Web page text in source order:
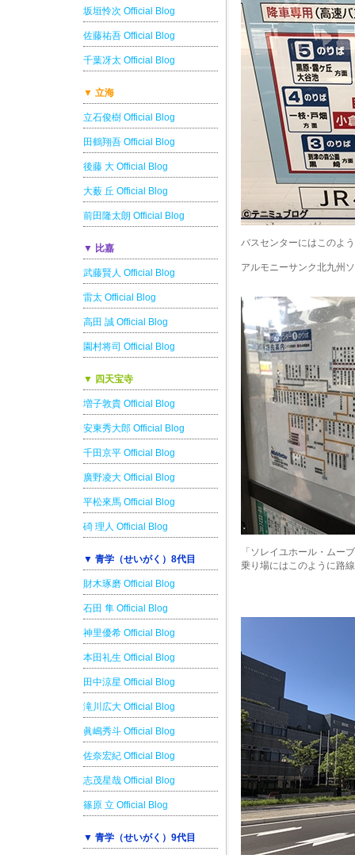
坂垣怜次 Official Blog
佐藤祐吾 Official Blog
千葉冴太 Official Blog
▼ 立海
立石俊樹 Official Blog
田鶴翔吾 Official Blog
後藤 大 Official Blog
大薮 丘 Official Blog
前田隆太朗 Official Blog
▼ 比嘉
武藤賢人 Official Blog
雷太 Official Blog
高田 誠 Official Blog
園村将司 Official Blog
▼ 四天宝寺
増子敦貴 Official Blog
安東秀大郎 Official Blog
千田京平 Official Blog
廣野凌大 Official Blog
平松來馬 Official Blog
碕 理人 Official Blog
▼ 青学（せいがく）8代目
財木琢磨 Official Blog
石田 隼 Official Blog
神里優希 Official Blog
本田礼生 Official Blog
田中涼星 Official Blog
滝川広大 Official Blog
眞嶋秀斗 Official Blog
佐奈宏紀 Official Blog
志茂星哉 Official Blog
篠原 立 Official Blog
▼ 青学（せいがく）9代目
バスセンターにはこのよ
アルモニーサンク北九州
「ソレイユホール・ムー
乗り場にはこのように路